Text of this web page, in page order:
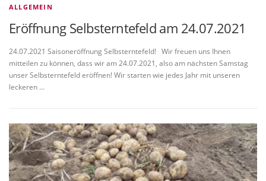
ALLGEMEIN
Eröffnung Selbsterntefeld am 24.07.2021
24.07.2021 Saisoneröffnung Selbsterntefeld! Wir freuen uns Ihnen
mitteilen zu können, dass wir am 24.07.2021, also am nächsten Samstag
unser Selbsterntefeld eröffnen! Wir starten wie jedes Jahr mit unseren
leckeren …